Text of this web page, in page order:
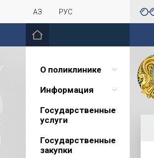
ҚАЗ РУС
О поликлинике
Информация
Государственные
услуги
Государственные
закупки